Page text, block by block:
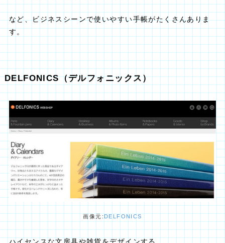
など、ビジネスシーンで使いやすい手帳がたくさんありま
す。
DELFONICS（デルフォニックス）
画像元: DELFONICS